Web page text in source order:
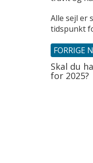
Alle sejl er
tidspunkt
FORRIGE
Skal du
for 2025?